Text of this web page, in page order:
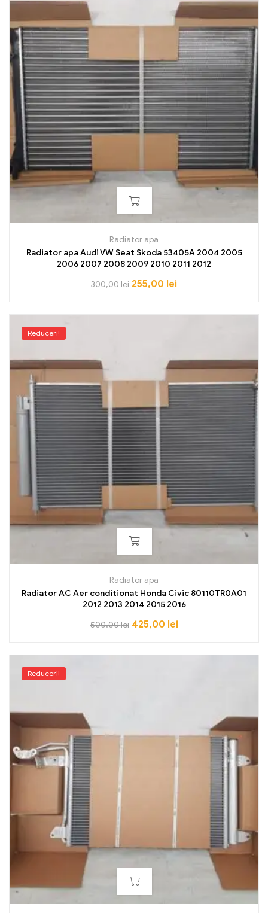
Radiator apa
Radiator apa Audi VW Seat Skoda 53405A 2004 2005
2006 2007 2008 2009 2010 2011 2012
300,00lei 255,00 lei
Reduceri!
Radiator apa
Radiator AC Aer conditionat Honda Civic 80110TR0A01
2012 2013 2014 2015 2016
500,00lei 425,00 lei
Reduceri!